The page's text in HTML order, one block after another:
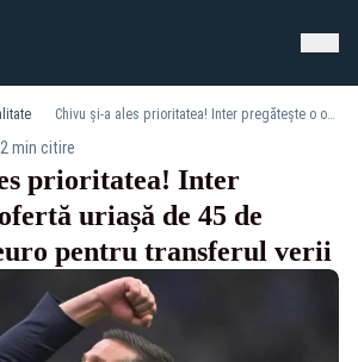
Chivu și-a ales prioritatea! Inter pregătește o ofertă uriașă de 45 de milioane de euro pentru transferul verii
2 min citire
prioritatea! Inter
uriașă de 45 de
pentru transferul verii